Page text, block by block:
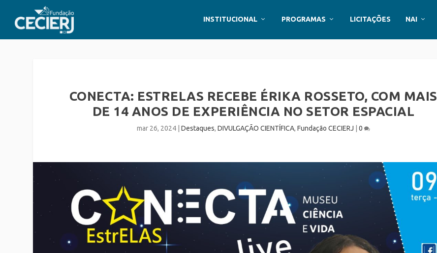
INSTITUCIONAL PROGRAMAS LICITAÇÕES NAI
CONECTA: ESTRELAS RECEBE ÉRIKA ROSSETO, COM MAIS
DE 14 ANOS DE EXPERIÊNCIA NO SETOR ESPACIAL
mar 26, 2024| Destaques, DIVULGAÇÃO CIENTÍFICA, Fundação CECIERJ 0